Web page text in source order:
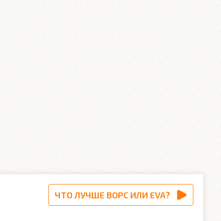
ЧТО ЛУЧШЕ ВОРС ИЛИ EVA?